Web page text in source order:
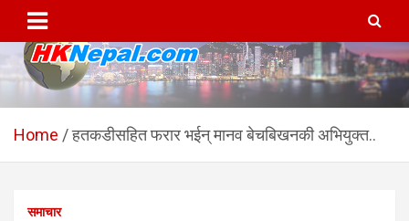
content
HKNepal.com – हङकङबाट
सञ्चालित पहिलो नेपाली अनलाईन
hknepal, hknepal.com, hk nepal, hk nepal com
Home हतकडीसहित फरार भईन् मानव बेचबिखनकी अभियुक्त..
समाचार